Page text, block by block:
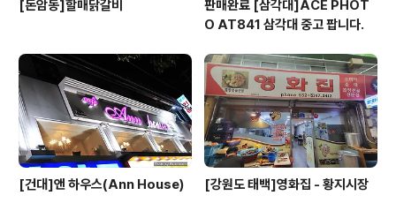
[돈암동]할매닭갈비
판매완료 [삼각대]ACE PHOT
O AT841 삼각대 중고 팝니다.
[건대]앤 하우스(Ann House) [강원도 태백]영화집 - 황지시장